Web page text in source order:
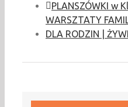
PLANSZÓWKI w
WARSZTATY
DLA RODZIN |